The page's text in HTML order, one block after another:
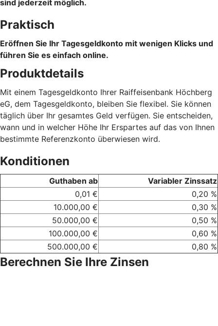
sind jederzeit möglich.
Praktisch
Eröffnen Sie Ihr Tagesgeldkonto mit wenigen Klicks und
führen Sie es einfach online.
Produktdetails
Mit einem Tagesgeldkonto Ihrer Raiffeisenbank Höchberg
eG, dem Tagesgeldkonto, bleiben Sie flexibel. Sie können
täglich über Ihr gesamtes Geld verfügen. Sie entscheiden,
wann und in welcher Höhe Ihr Erspartes auf das von Ihnen
bestimmte Referenzkonto überwiesen wird.
Konditionen
Guthaben ab
Variabler Zinssatz
0,01 €
0,20 %
10.000,00 €
0,30 %
50.000,00 €
0,50 %
100.000,00 €
0,60 %
500.000,00 €
0,80 %
Berechnen Sie Ihre Zinsen